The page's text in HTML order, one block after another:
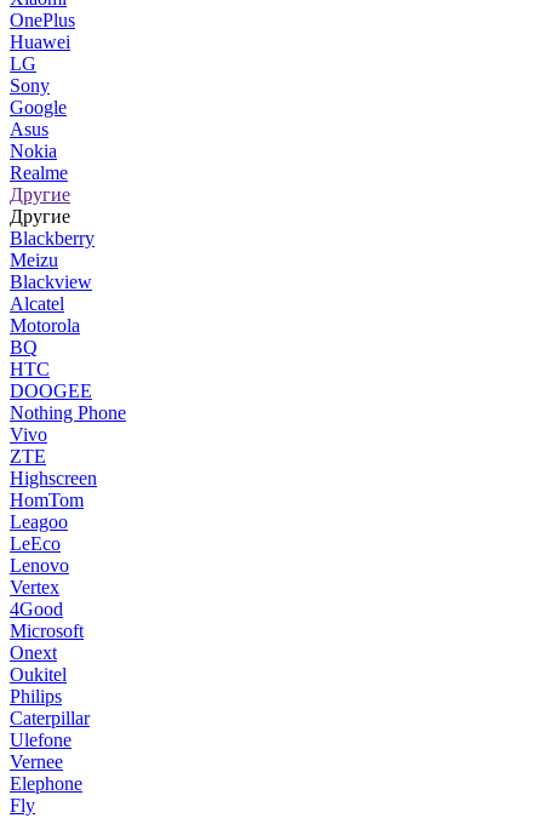
OnePlus
Huawei
LG
Sony
Google
Asus
Nokia
Realme
Другие
Другие
Blackberry
Meizu
Blackview
Alcatel
Motorola
BQ
HTC
DOOGEE
Nothing Phone
Vivo
ZTE
Highscreen
HomTom
Leagoo
LeEco
Lenovo
Vertex
4Good
Microsoft
Onext
Oukitel
Philips
Caterpillar
Ulefone
Vernee
Elephone
Fly